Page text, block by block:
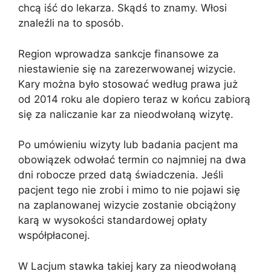
chcą iść do lekarza. Skądś to znamy. Włosi
znaleźli na to sposób.
Region wprowadza sankcje finansowe za
niestawienie się na zarezerwowanej wizycie.
Kary można było stosować według prawa już
od 2014 roku ale dopiero teraz w końcu zabiorą
się za naliczanie kar za nieodwołaną wizytę.
Po umówieniu wizyty lub badania pacjent ma
obowiązek odwołać termin co najmniej na dwa
dni robocze przed datą świadczenia. Jeśli
pacjent tego nie zrobi i mimo to nie pojawi się
na zaplanowanej wizycie zostanie obciążony
karą w wysokości standardowej opłaty
współpłaconej.
W Lacjum stawka takiej kary za nieodwołaną